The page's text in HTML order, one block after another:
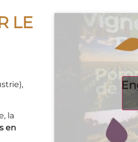
LE
la
en